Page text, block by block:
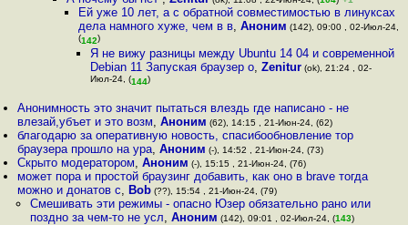
Ей уже 10 лет, а с обратной совместимостью в линуксах
дела намного хуже, чем в в, Аноним (142), 09:00 , 02-Июл-24,
(142)
Я не вижу разницы между Ubuntu 14 04 и современной
Debian 11 Запуская браузер о,Zenitur (ok), 21:24 , 02-
Июл-24, (144)
Анонимность это значит пытаться влездь где написано - не
влезай,убъет и это возм,Аноним (62), 14:15 , 21-Июн-24, (62)
благодарю за оперативную новость, спасибообновление тор
браузера прошло на ура,Аноним (-), 14:52 , 21-Июн-24, (73)
Скрыто модератором,Аноним (-), 15:15 , 21-Июн-24, (76)
может пора и простой браузинг добавить, как оно в brave тогда
можно и донатов с, Bob (??), 15:54 , 21-Июн-24, (79)
Смешивать эти режимы - опасно Юзер обязательно рано или
поздно за чем-то не усл, Аноним (142), 09:01 , 02-Июл-24, (143)